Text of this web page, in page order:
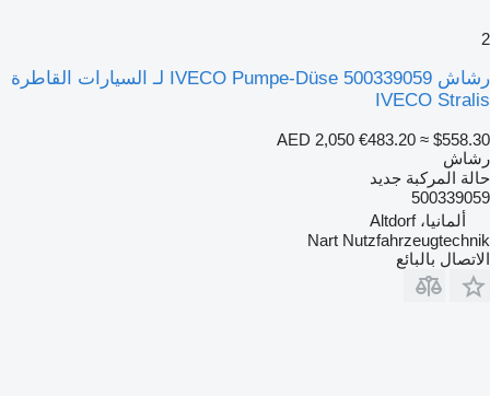
2
رشاش IVECO Pumpe-Düse 500339059 لـ السيارات القاطرة
IVECO Stralis
AED 2,050 €483.20 ≈ $558.30
رشاش
حالة المركبة جديد
500339059
ألمانيا، Altdorf
Nart Nutzfahrzeugtechnik
الاتصال بالبائع